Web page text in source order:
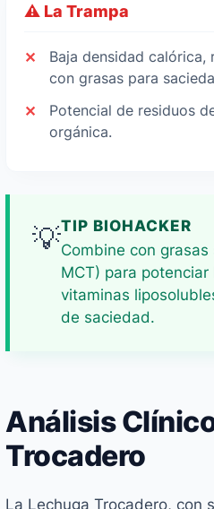
⚠️ La Trampa
Baja densidad calórica,
con grasas para
Potencial de residuos
orgánica.
💡TIP BIOHACKER
Combine con
MCT) para
vitaminas
de saciedad.
Análisis
Trocadero
La Lechuga Trocadero, con